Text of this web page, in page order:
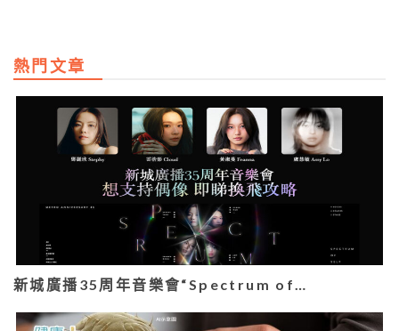
熱門文章
新城廣播35周年音樂會“Spectrum of…